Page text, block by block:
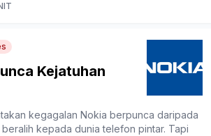
Kejatuhan
kegagalan Nokia berpunca daripada
kepada dunia telefon pintar. Tapi